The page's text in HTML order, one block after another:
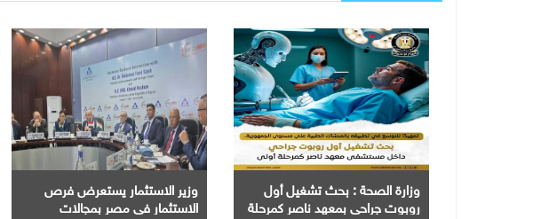
وزارة الصحة : بحث تشغيل أول
روبوت جراحي بمعهد ناصر كمرحلة
وزير الاستثمار يستعرض فرص
الاستثمار في مصر بمجالات